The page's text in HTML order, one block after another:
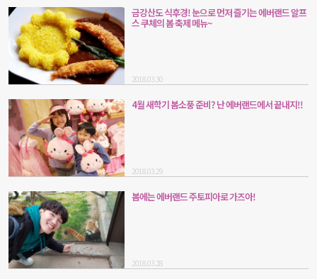
금강산도 식후경! 눈으로 먼저 즐기는 에버랜드 알프
스 쿠체의 봄 축제 메뉴~
2018.03.30
4월 새학기 봄소풍 준비? 난 에버랜드에서 끝내지!!
2018.03.29
봄에는 에버랜드 주토피아로 가즈아!
2018.03.28